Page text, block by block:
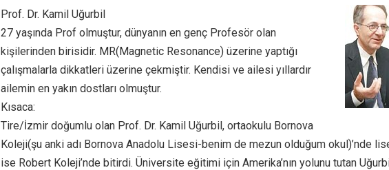
Prof. Dr. Kamil Uğurbil
27 yaşında Prof olmuştur, dünyanın en genç Profesör olan
kişilerinden birisidir. MR(Magnetic Resonance) üzerine yaptığı
çalışmalarla dikkatleri üzerine çekmiştir. Kendisi ve ailesi yıllardır
ailemin en yakın dostları olmuştur.
Kısaca:
Tire/İzmir doğumlu olan Prof. Dr. Kamil Uğurbil, ortaokulu Bornova
Koleji(şu anki adı Bornova Anadolu Lisesi-benim de mezun olduğum okul)’nde
ise Robert Koleji’nde bitirdi. Üniversite eğitimi için Amerika’nın yolunu tutan